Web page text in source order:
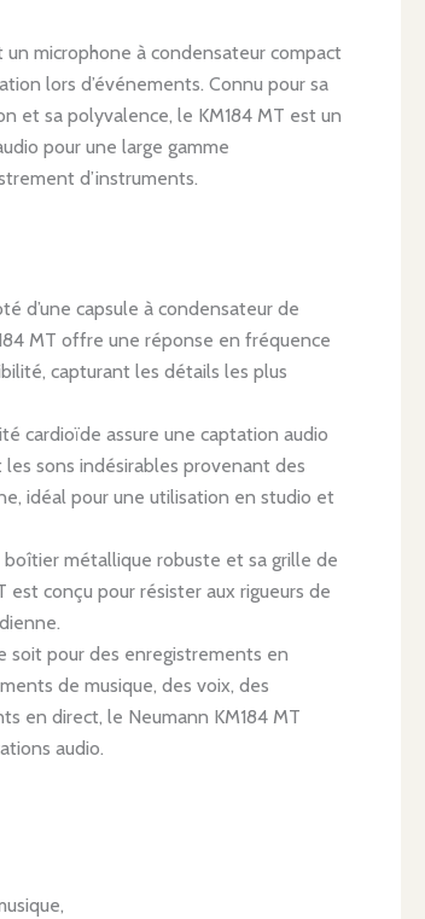
microphone à condensateur compact
lors d’événements. Connu pour sa
et sa polyvalence, le KM184 MT est un
pour une large gamme
d’instruments.
d’une capsule à condensateur de
MT offre une réponse en fréquence
capturant les détails les plus
cardioïde assure une captation audio
sons indésirables provenant des
idéal pour une utilisation en studio et
boîtier métallique robuste et sa grille de
conçu pour résister aux rigueurs de
soit pour des enregistrements en
de musique, des voix, des
en direct, le Neumann KM184 MT
audio.